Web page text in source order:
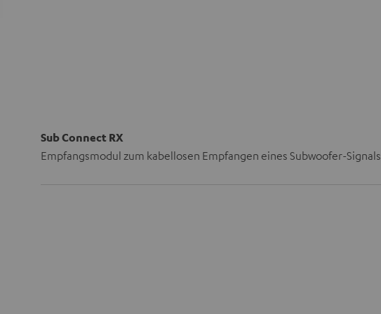
Sub Connect RX
Empfangsmodul zum kabellosen Empfangen eines Subwoofer-Signals